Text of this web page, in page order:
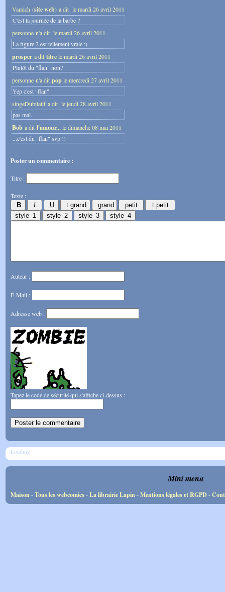
Vamich (site web) a dit le mardi 26 avril 2011
C'est la journée de la barbe ?
personne n'a dit le mardi 26 avril 2011
La figure 2 est tellement vraie :)
prosper a dit titrele mardi 26 avril 2011
Plutôt du "flan" non?
personne n'a dit pople mercredi 27 avril 2011
Yep c'est "flan"
singeDubitatif a dit le jeudi 28 avril 2011
pas mal.
Bob a dit l'amour...le dimanche 08 mai 2011
...c'est du "flan" svp !!
Poster un commentaire :
Titre :
Texte :
Auteur :
E-Mail :
Adresse web :
Tapez le code de sécurité qui s'affiche ci-dessus :
Loading
Mini menu
Maison-Tous les webcomics-La librairie Lapin-Mentions légales et RGPD-